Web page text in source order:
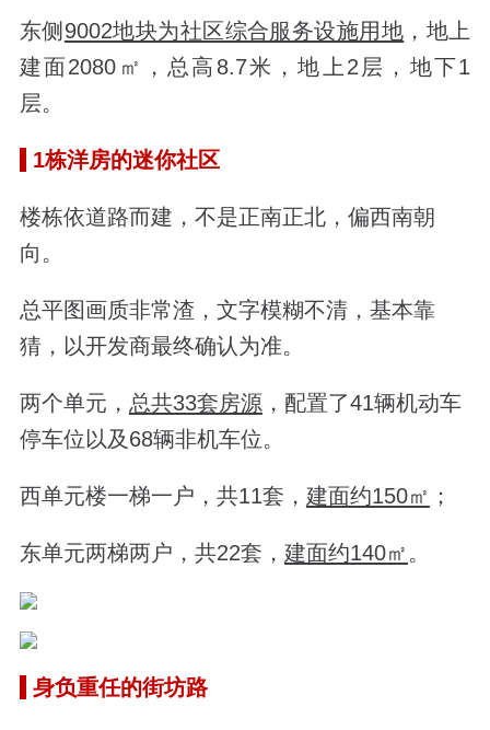
东侧9002地块为社区综合服务设施用地 ，地上
建面2080㎡，总高8.7米，地上2层，地下1
层。
1栋洋房的迷你社区
楼栋依道路而建，不是正南正北，偏西南朝
向。
总平图画质非常渣，文字模糊不清，基本靠
猜，以开发商最终确认为准。
两个单元， 总共33套房源 ，配置了41辆机动车
停车位以及68辆非机车位。
西单元楼一梯一户，共11套， 建面约150㎡ ；
东单元两梯两户，共22套， 建面约140㎡ 。
身负重任的街坊路